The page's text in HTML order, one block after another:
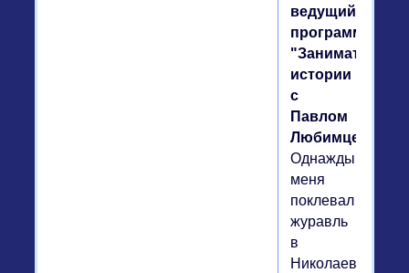
ведущий
программы
истории
с
Павлом
Любимцевым".
Однажды
меня
поклевал
журавль
в
Николаевском